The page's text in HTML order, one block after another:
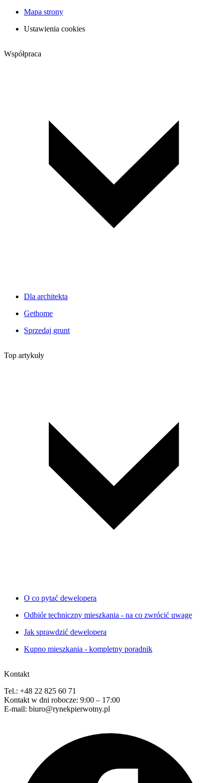
Mapa strony
Ustawienia cookies
Współpraca
Dla architekta
Gethome
Sprzedaj grunt
Top artykuły
O co pytać dewelopera
Odbiór techniczny mieszkania - na co zwrócić uwagę
Jak sprawdzić dewelopera
Kupno mieszkania - kompletny poradnik
Kontakt
Tel.: +48 22 825 60 71
Kontakt w dni robocze: 9:00 – 17:00
E-mail: biuro@rynekpierwotny.pl